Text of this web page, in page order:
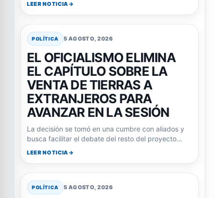
LEER NOTICIA
POLÍTICA 5 AGOSTO, 2026
EL OFICIALISMO ELIMINA
EL CAPÍTULO SOBRE LA
VENTA DE TIERRAS A
EXTRANJEROS PARA
AVANZAR EN LA SESIÓN
La decisión se tomó en una cumbre con aliados y
busca facilitar el debate del resto del proyecto…
LEER NOTICIA
POLÍTICA 5 AGOSTO, 2026